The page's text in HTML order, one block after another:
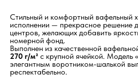
Стильный и комфортный вафельный
исполнении — прекрасное решение
центров, желающих добавить
номерной фонд.
Выполнен из качественной
270 г/м² с крупной ячейкой. Модель
элегантным воротником-шалькой
респектабельно.